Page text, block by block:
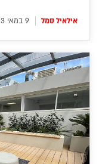
אילאיל סמל 9 במאי 2023